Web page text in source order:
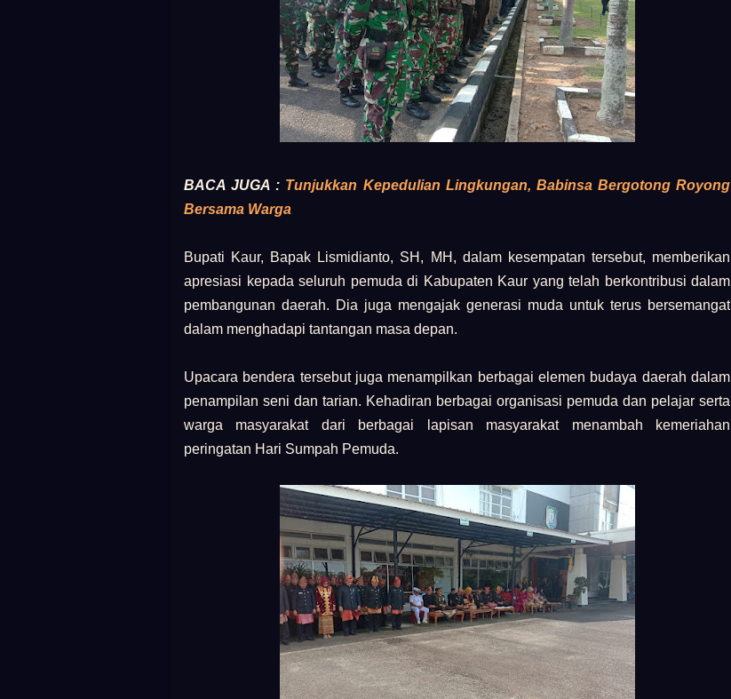
BACA JUGA : Tunjukkan Kepedulian Lingkungan, Babinsa Bergotong Royong
Bersama Warga
Bupati Kaur, Bapak Lismidianto, SH, MH, dalam kesempatan tersebut, memberikan
apresiasi kepada seluruh pemuda di Kabupaten Kaur yang telah berkontribusi dalam
pembangunan daerah. Dia juga mengajak generasi muda untuk terus bersemangat
dalam menghadapi tantangan masa depan.
Upacara bendera tersebut juga menampilkan berbagai elemen budaya daerah dalam
penampilan seni dan tarian. Kehadiran berbagai organisasi pemuda dan pelajar serta
warga masyarakat dari berbagai lapisan masyarakat menambah kemeriahan
peringatan Hari Sumpah Pemuda.